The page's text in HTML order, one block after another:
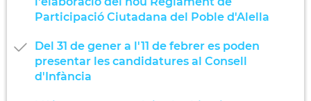
Participació Ciutadana del Poble d'Alella
Del 31 de gener a l'11 de febrer es poden
presentar les candidatures al Consell
d'Infància